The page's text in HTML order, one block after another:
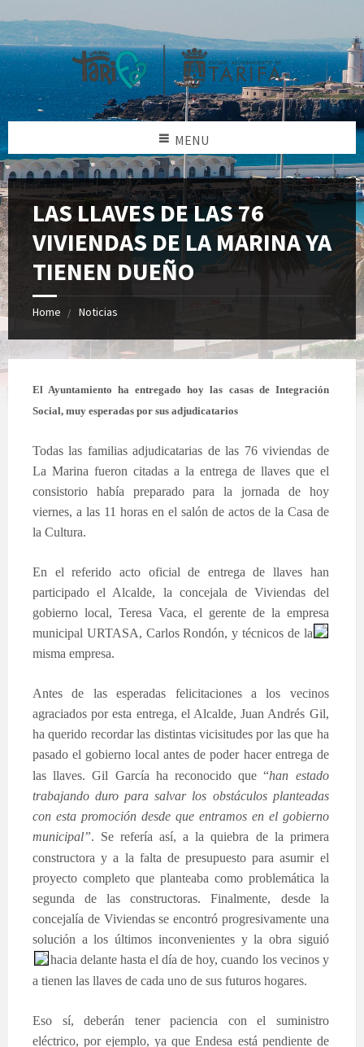
MENU
LAS LLAVES DE LAS 76
VIVIENDAS DE LA MARINA YA
TIENEN DUEÑO
Home Noticias
El Ayuntamiento ha entregado hoy las casas de Integración
Social, muy esperadas por sus adjudicatarios
Todas las familias adjudicatarias de las 76 viviendas de
La Marina fueron citadas a la entrega de llaves que el
consistorio había preparado para la jornada de hoy
viernes, a las 11 horas en el salón de actos de la Casa de
la Cultura.
En el referido acto oficial de entrega de llaves han
participado el Alcalde, la concejala de Viviendas del
gobierno local, Teresa Vaca, el gerente de la empresa
municipal URTASA, Carlos Rondón, y técnicos de la
misma empresa.
Antes de las esperadas felicitaciones a los vecinos
agraciados por esta entrega, el Alcalde, Juan Andrés Gil,
ha querido recordar las distintas vicisitudes por las que ha
pasado el gobierno local antes de poder hacer entrega de
las llaves. Gil García ha reconocido que “han estado
trabajando duro para salvar los obstáculos planteadas
con esta promoción desde que entramos en el gobierno
municipal”. Se refería así, a la quiebra de la primera
constructora y a la falta de presupuesto para asumir el
proyecto completo que planteaba como problemática la
segunda de las constructoras. Finalmente, desde la
concejalía de Viviendas se encontró progresivamente una
solución a los últimos inconvenientes y la obra siguió
hacia delante hasta el día de hoy, cuando los vecinos y
a tienen las llaves de cada uno de sus futuros hogares.
Eso sí, deberán tener paciencia con el suministro
eléctrico, por ejemplo, ya que Endesa está pendiente de